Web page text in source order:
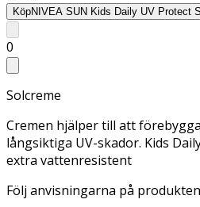
KöpNIVEA SUN Kids Daily UV Protect
0
Solcreme
Cremen hjälper till att
långsiktiga UV-skador. Kids
extra vattenresistent
Följ anvisningarna på